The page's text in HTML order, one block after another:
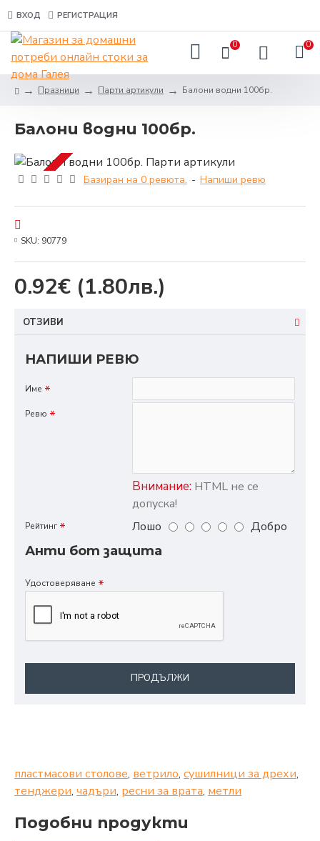
ВХОД РЕГИСТРАЦИЯ
0 0
Празници Парти артикули Балони водни 100бр.
Балони водни 100бр.
Базиран на 0 ревюта. - Напиши ревю
0.92€ (1.80лв.)
SKU: 90779
ОТЗИВИ
НАПИШИ РЕВЮ
Име
Ревю
Внимание: HTML не се
допуска!
Рейтинг Лошо
Добро
Анти бот защита
Удостоверяване
ПРОДЪЛЖИ
пластмасови столове, ветрило, сушилници за дрехи,
тенджери, чадъри, ресни за врата, метли
Подобни продукти